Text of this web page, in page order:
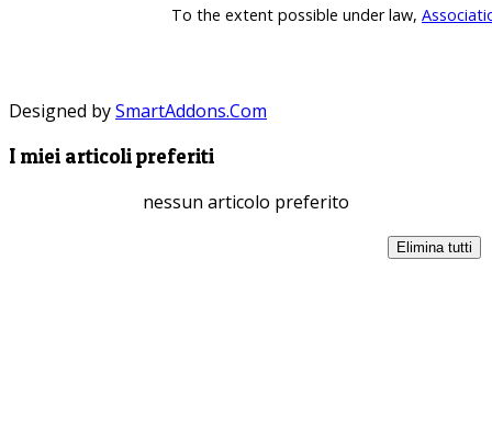
To the extent possible under law,
Designed bySmartAddons.Com
I miei articoli preferiti
nessun articolo preferito